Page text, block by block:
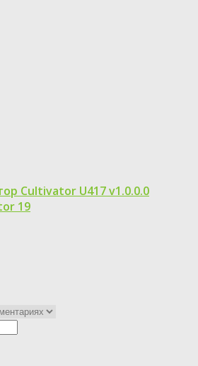
Cultivator U417 v1.0.0.0
19